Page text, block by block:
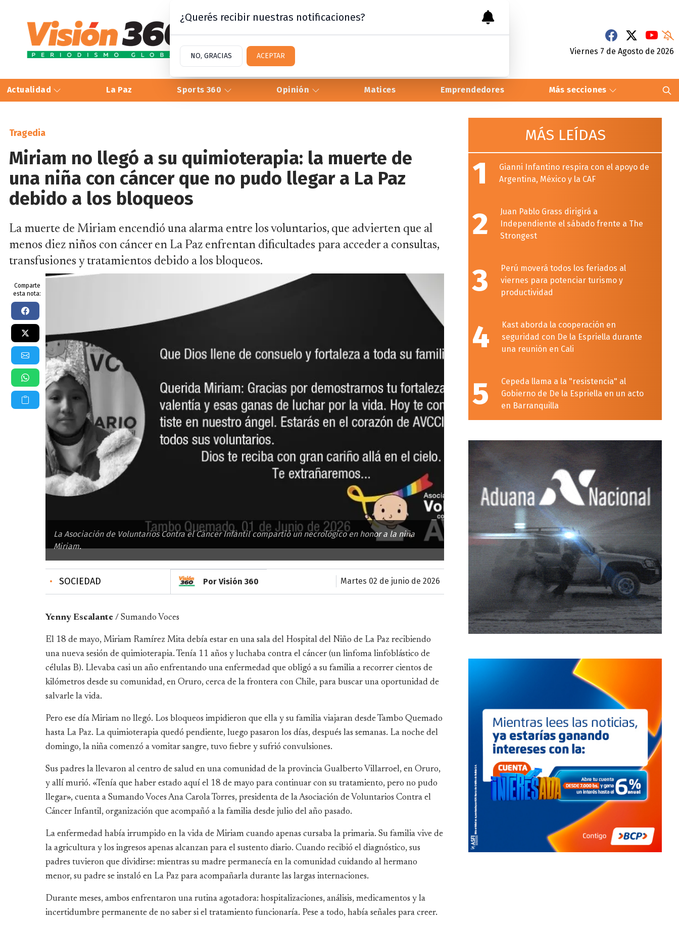
Viernes 7 de Agosto de 2026
Actualidad La Paz Sports 360 Opinión Matices Emprendedores Más secciones
Tragedia
Miriam no llegó a su quimioterapia: la muerte de
una niña con cáncer que no pudo llegar a La Paz
debido a los bloqueos
La muerte de Miriam encendió una alarma entre los voluntarios, que advierten que al
menos diez niños con cáncer en La Paz enfrentan dificultades para acceder a consultas,
transfusiones y tratamientos debido a los bloqueos.
Comparte
esta nota:
La Asociación de Voluntarios Contra el Cáncer Infantil compartió un necrológico en honor a la niña
Miriam.
• SOCIEDAD Por Visión 360 martes 02 de junio de 2026
Yenny Escalante / Sumando Voces
El 18 de mayo, Miriam Ramírez Mita debía estar en una sala del Hospital del Niño de La Paz recibiendo
una nueva sesión de quimioterapia. Tenía 11 años y luchaba contra el cáncer (un linfoma linfoblástico de
células B). Llevaba casi un año enfrentando una enfermedad que obligó a su familia a recorrer cientos de
kilómetros desde su comunidad, en Oruro, cerca de la frontera con Chile, para buscar una oportunidad de
salvarle la vida.
Pero ese día Miriam no llegó. Los bloqueos impidieron que ella y su familia viajaran desde Tambo Quemado
hasta La Paz. La quimioterapia quedó pendiente, luego pasaron los días, después las semanas. La noche del
domingo, la niña comenzó a vomitar sangre, tuvo fiebre y sufrió convulsiones.
Sus padres la llevaron al centro de salud en una comunidad de la provincia Gualberto Villarroel, en Oruro,
y allí murió. «Tenía que haber estado aquí el 18 de mayo para continuar con su tratamiento, pero no pudo
llegar», cuenta a Sumando Voces Ana Carola Torres, presidenta de la Asociación de Voluntarios Contra el
Cáncer Infantil, organización que acompañó a la familia desde julio del año pasado.
La enfermedad había irrumpido en la vida de Miriam cuando apenas cursaba la primaria. Su familia vive de
la agricultura y los ingresos apenas alcanzan para el sustento diario. Cuando recibió el diagnóstico, sus
padres tuvieron que dividirse: mientras su madre permanecía en la comunidad cuidando al hermano
menor, su padre se instaló en La Paz para acompañarla durante las largas internaciones.
Durante meses, ambos enfrentaron una rutina agotadora: hospitalizaciones, análisis, medicamentos y la
incertidumbre permanente de no saber si el tratamiento funcionaría. Pese a todo, había señales para creer.
MÁS LEÍDAS
1
Gianni Infantino respira con el apoyo de
Argentina, México y la CAF
2
Juan Pablo Grass dirigirá a
Independiente el sábado frente a The
Strongest
3
Perú moverá todos los feriados al
viernes para potenciar turismo y
productividad
4
Kast aborda la cooperación en
seguridad con De la Espriella durante
una reunión en Cali
5
Cepeda llama a la "resistencia" al
Gobierno de De la Espriella en un acto
en Barranquilla
¿Querés recibir nuestras notificaciones?
NO, GRACIAS ACEPTAR